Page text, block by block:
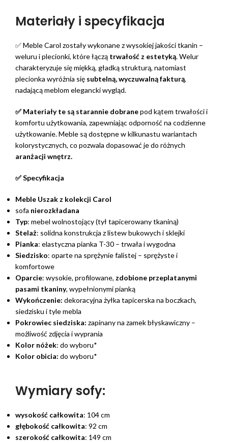
Materiały i specyfikacja
✅ Meble Carol zostały wykonane z wysokiej jakości tkanin –
weluru i plecionki, które łączą trwałość z estetyką. Welur
charakteryzuje się miękką, gładką strukturą, natomiast
plecionka wyróżnia się subtelną,wyczuwalną fakturą,
nadającą meblom elegancki wygląd.
✅ Materiały te są starannie dobranepod kątem trwałości i
komfortu użytkowania, zapewniając odporność na codzienne
użytkowanie. Meble są dostępne w kilkunastu wariantach
kolorystycznych, co pozwala dopasować je do różnych
aranżacji wnętrz.
✅ Specyfikacja
Meble Uszak z kolekcji Carol
sofa nierozkładana
Typ: mebel wolnostojący (tył tapicerowany tkaniną)
Stelaż: solidna konstrukcja z listew bukowych i sklejki
Pianka: elastyczna pianka T-30 – trwała i wygodna
Siedzisko: oparte na sprężynie falistej – sprężyste i
komfortowe
Oparcie: wysokie, profilowane, zdobione przeplatanymi
pasami tkaniny, wypełnionymi pianką
Wykończenie: dekoracyjna żyłka tapicerska na boczkach,
siedzisku i tyle mebla
Pokrowiec siedziska: zapinany na zamek błyskawiczny –
możliwość zdjęcia i wyprania
Kolor nóżek: do wyboru*
Kolor obicia: do wyboru*
Wymiary sofy:
wysokość całkowita: 104 cm
głębokość całkowita: 92 cm
szerokość całkowita: 149 cm